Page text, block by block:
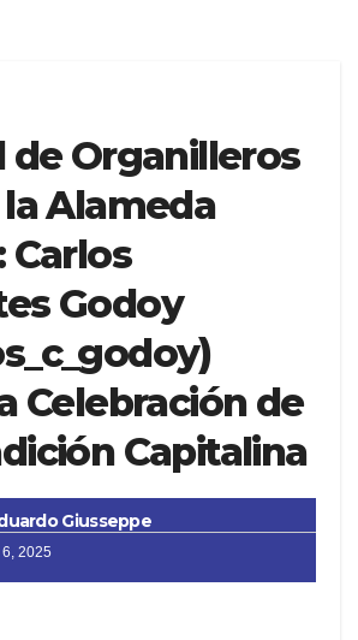
de Organilleros
Alameda
Carlos
Godoy
Celebración de
Capitalina
Giusseppe
6, 2025